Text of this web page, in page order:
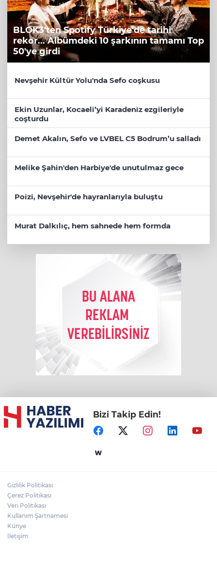
BLOK3'ten Spotify Türkiye'de tarihi
rekor... Albümdeki 10 şarkının tamamı Top
50'ye girdi
Nevşehir Kültür Yolu'nda Sefo coşkusu
Ekin Uzunlar, Kocaeli’yi Karadeniz ezgileriyle
coşturdu
Demet Akalın, Sefo ve LVBEL C5 Bodrum’u salladı
Melike Şahin'den Harbiye'de unutulmaz gece
Poizi, Nevşehir'de hayranlarıyla buluştu
Murat Dalkılıç, hem sahnede hem formda
Bizi Takip Edin!
Gizlilik Politikası
Çerez Politikası
Veri Politikası
Kullanım Şartnamesi
Künye
İletişim